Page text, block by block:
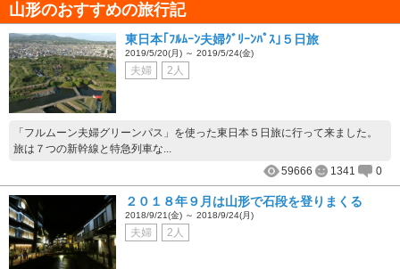
山形のおすすめの旅行記
東日本｢ﾌﾙﾑｰﾝ夫婦ｸﾞﾘｰﾝﾊﾟｽ｣５日旅
2019/5/20(月) ～ 2019/5/24(金)
夫婦 2人
「フルムーン夫婦グリーンパス」を使った東日本５日旅に行って来ました。
旅は７つの新幹線と特急列車な...
59666
1341 0
２０１８年９月は山形で石段を登りまくる
2018/9/21(金) ～ 2018/9/24(月)
夫婦 2人